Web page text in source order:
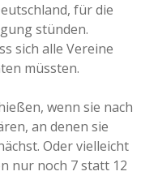
für die
stünden.
sich alle Vereine
müssten.
wenn sie nach
an denen sie
Oder vielleicht
nur noch 7 statt 12